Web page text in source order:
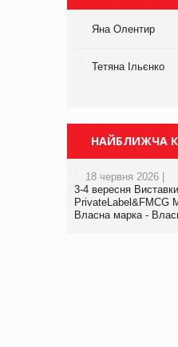
Яна Олентир
Тетяна Ільєнко
НАЙБЛИЖЧА
18 червня 2026 |
3-4 вересня
PrivateLabel&FMCG
Власна марка -